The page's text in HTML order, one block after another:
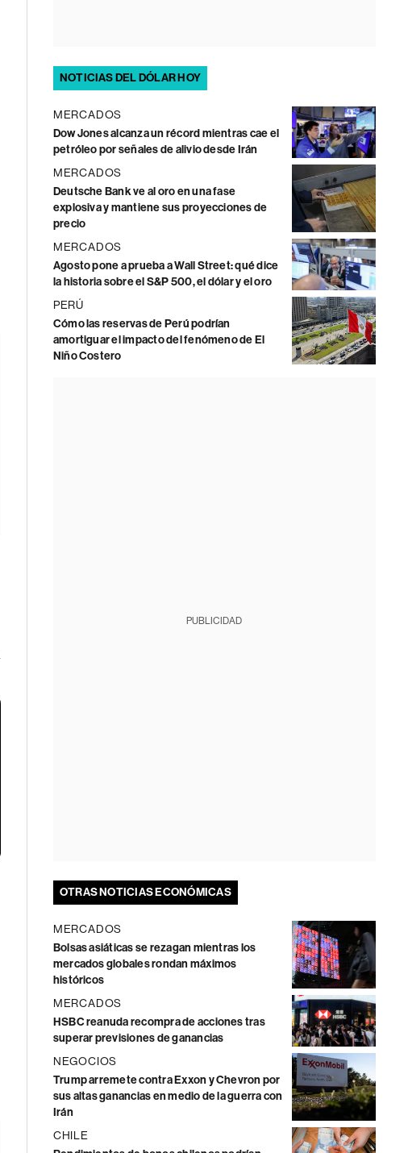
NOTICIAS DEL DÓLAR HOY
MERCADOS
Dow Jones alcanza un récord mientras cae el
petróleo por señales de alivio desde Irán
MERCADOS
Deutsche Bank ve al oro en una fase
explosiva y mantiene sus proyecciones de
precio
MERCADOS
Agosto pone a prueba a Wall Street: qué dice
la historia sobre el S&P 500, el dólar y el oro
PERÚ
Cómo las reservas de Perú podrían
amortiguar el impacto del fenómeno de El
Niño Costero
PUBLICIDAD
OTRAS NOTICIAS ECONÓMICAS
MERCADOS
Bolsas asiáticas se rezagan mientras los
mercados globales rondan máximos
históricos
MERCADOS
HSBC reanuda recompra de acciones tras
superar previsiones de ganancias
NEGOCIOS
Trump arremete contra Exxon y Chevron por
sus altas ganancias en medio de la guerra con
Irán
CHILE